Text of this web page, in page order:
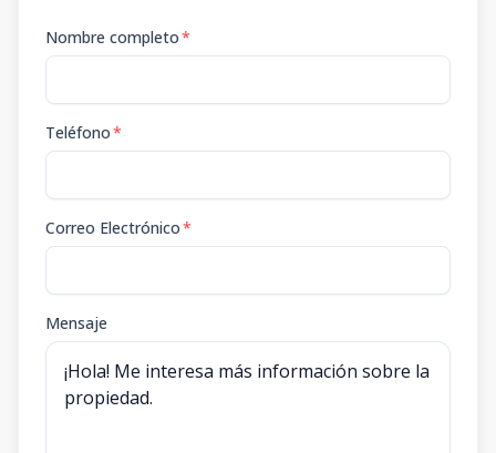
Nombre completo*
Teléfono*
Correo Electrónico*
Mensaje